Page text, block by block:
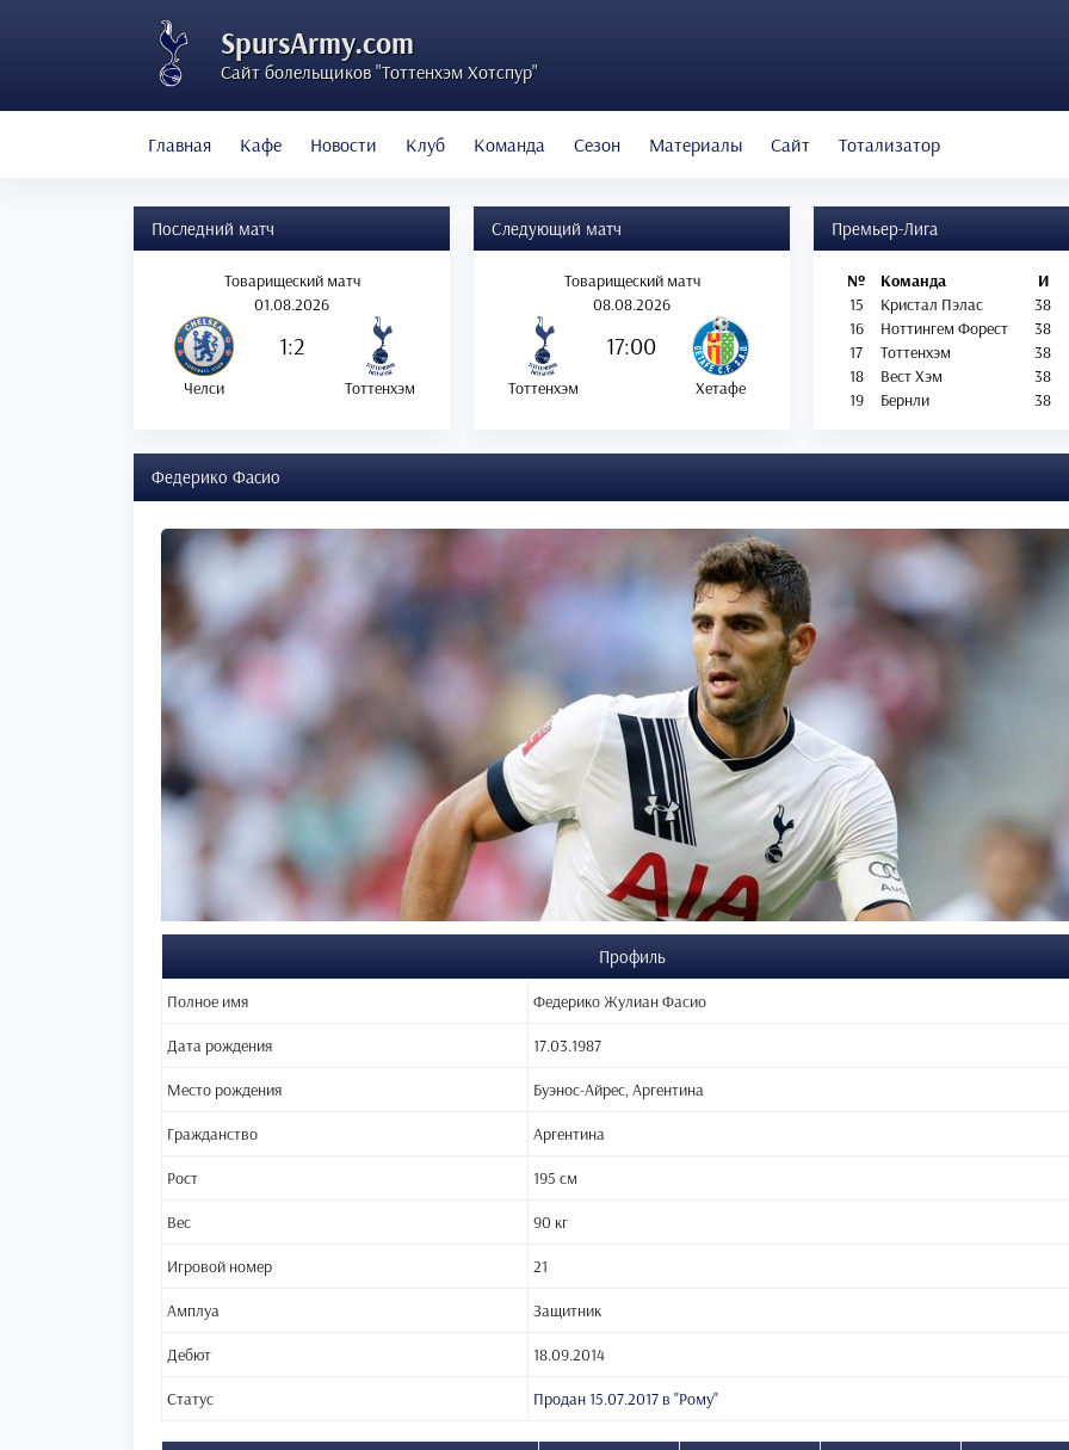
SpursArmy.com
Сайт болельщиков "Тоттенхэм Хотспур"
Главная Кафе Новости Клуб Команда Сезон Материалы Сайт Тотализатор
Последний матч
Товарищеский матч
01.08.2026
1:2
Челси Тоттенхэм
Следующий матч
Товарищеский матч
08.08.2026
17:00
Тоттенхэм Хетафе
Премьер-Лига
№ Команда И
15
Кристал Пэлас 38
16
Ноттингем Форест 38
17
Тоттенхэм 38
18
Вест Хэм 38
19
Бернли 38
Федерико Фасио
Профиль
Полное имя Федерико Жулиан Фасио
Дата рождения 17.03.1987
Место рождения Буэнос-Айрес, Аргентина
Гражданство Аргентина
Рост 195 см
Вес 90 кг
Игровой номер 21
Амплуа Защитник
Дебют 18.09.2014
Статус Продан 15.07.2017 в "Рому"